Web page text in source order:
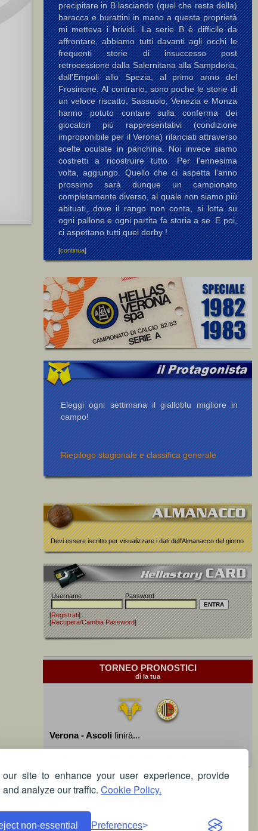
site to enhance your user experience, provide
analyze our traffic. Cookie Policy.
non-essential Preferences
precipitare in B lasciando (quel che resta della)
baracca e burattini in mano a questa proprietà
mi metteva i brividi. La serie B è difficile da
affrontare, abbiamo tutti davanti agli occhi le
frequenti storie di insuccesso post
retrocessione dalla Salernitana alla Sampdoria,
dall'Empoli allo Spezia, al primo anno del
Frosinone. Al contrario, sono poche le storie di
un veloce riscatto; Sassuolo, Venezia e Monza
hanno potuto contare sulla conferma dei
giocatori più rappresentativi (condizione
improponibile per il Verona) rilanciati attraverso
scelte oculate in panchina. Noi invece siamo
costretti a ricostruire tutto. Per l'ennesima
volta, aggiungo. Quello che ci aspetta l'anno
prossimo sarà dunque un campionato
completamente diverso, al quale non siamo più
abituati, dove il rango non conta, si lotta su
ogni pallone e ogni partita fa storia a se. E poi,
ci aspettano tutti quei derby !
[continua]
Eleggi ogni settimana il gialloblu migliore in
campo!
Riepilogo stagionale e classifica generale
Devi essere iscritto per visualizzare i dati dell'Almanacco del giorno
Username Password
[Registrati]
[Recupera/Cambia Password]
TORNEO PRONOSTICI
dì la tua
Verona - Ascoli finirà...